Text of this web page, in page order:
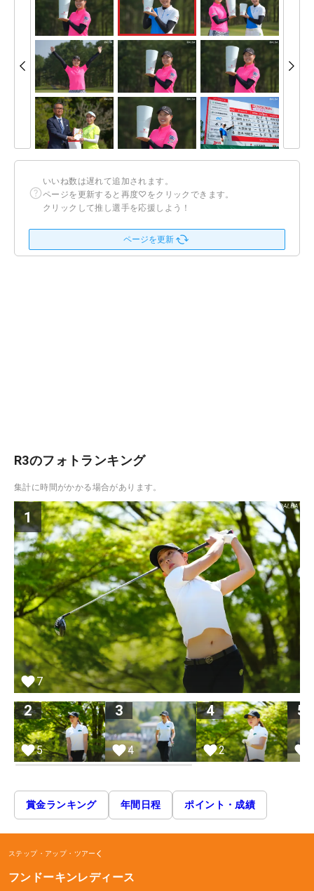
いいね数は遅れて追加されます。
ページを更新すると再度♡をクリックできます。
クリックして推し選手を応援しよう！
ページを更新
R3のフォトランキング
集計に時間がかかる場合があります。
1
7
2
5
3
4
4
2
5
賞金ランキング 年間日程 ポイント・成績
ステップ・アップ・ツアー
フンドーキンレディース